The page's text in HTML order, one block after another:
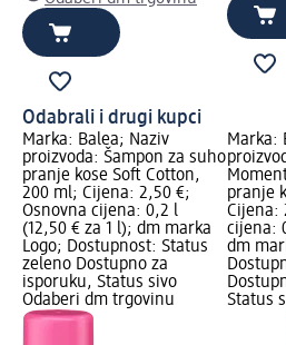
Odabrali i drugi kupci
Marka: Balea; Naziv
proizvoda: Šampon za suho
pranje kose Soft Cotton,
200 ml; Cijena: 2,50 €;
Osnovna cijena: 0,2 l
(12,50 € za 1 l); dm marka
Logo; Dostupnost: Status
zeleno Dostupno za
isporuku, Status sivo
Odaberi dm trgovinu
Marka:
pranje
Cijena:
cijena:
dm
Status